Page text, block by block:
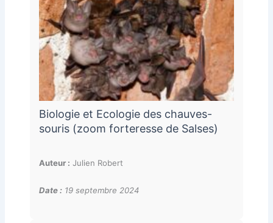
Biologie et Ecologie des chauves-
souris (zoom forteresse de Salses)
Auteur : Julien Robert
Date : 19 septembre 2024